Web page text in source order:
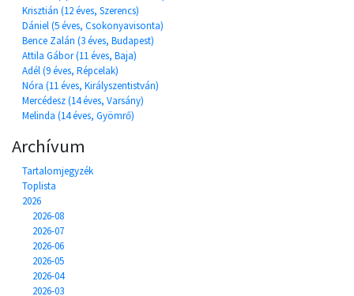
Krisztián (12 éves, Szerencs)
Dániel (5 éves, Csokonyavisonta)
Bence Zalán (3 éves, Budapest)
Attila Gábor (11 éves, Baja)
Adél (9 éves, Répcelak)
Nóra (11 éves, Királyszentistván)
Mercédesz (14 éves, Varsány)
Melinda (14 éves, Gyömrő)
Archívum
Tartalomjegyzék
Toplista
2026
2026-08
2026-07
2026-06
2026-05
2026-04
2026-03